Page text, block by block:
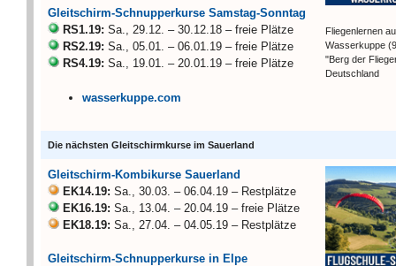
Gleitschirm-Schnupperkurse Samstag-Sonntag
RS1.19: Sa., 29.12. – 30.12.18 – freie Plätze
RS2.19: Sa., 05.01. – 06.01.19 – freie Plätze
RS4.19: Sa., 19.01. – 20.01.19 – freie Plätze
wasserkuppe.com
Fliegenlernen
Wasserkuppe
"Berg der
Deutschland
Die nächsten Gleitschirmkurse im Sauerland
Gleitschirm-Kombikurse Sauerland
EK14.19: Sa., 30.03. – 06.04.19 – Restplätze
EK16.19: Sa., 13.04. – 20.04.19 – freie Plätze
EK18.19: Sa., 27.04. – 04.05.19 – Restplätze
Gleitschirm-Schnupperkurse in Elpe